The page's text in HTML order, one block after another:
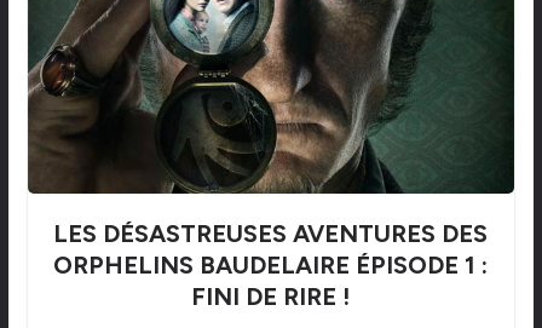
LES DÉSASTREUSES AVENTURES DES
ORPHELINS BAUDELAIRE ÉPISODE 1 :
FINI DE RIRE !